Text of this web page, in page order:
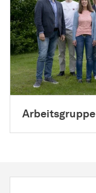
Arbeitsgruppe